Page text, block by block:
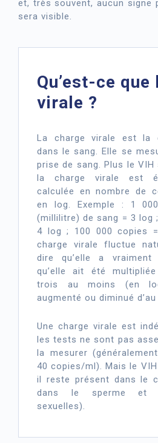
et, très souvent, aucun signe
sera visible.
Qu’est-ce
virale ?
La charge virale est la
dans le sang. Elle se
prise de sang. Plus le
la charge virale est
calculée en nombre de
en log. Exemple : 1
(millilitre) de sang = 3 log
4 log ; 100 000 copies
charge virale fluctue
dire qu’elle a
qu’elle ait été
trois au moins (en
augmenté ou diminué
Une charge virale est
les tests ne sont pas
la mesurer
40 copies/ml). Mais le VIH
il reste présent dans le
dans le sperme et
sexuelles).